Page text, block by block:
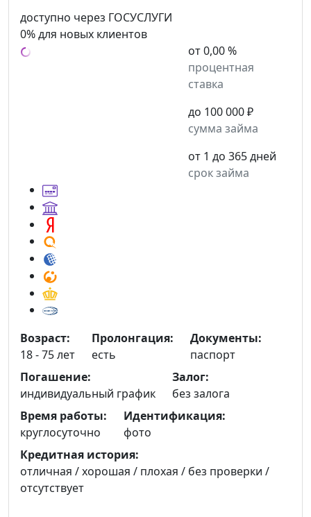
доступно через ГОСУСЛУГИ
0% для новых клиентов
от 0,00 %
процентная
ставка
до 100 000 ₽
сумма займа
от 1 до 365 дней
срок займа
Возраст:
18 - 75 лет
Пролонгация:
есть
Документы:
паспорт
Погашение:
индивидуальный график
Залог:
без залога
Время работы:
круглосуточно
Идентификация:
фото
Кредитная история:
отличная / хорошая / плохая / без проверки /
отсутствует